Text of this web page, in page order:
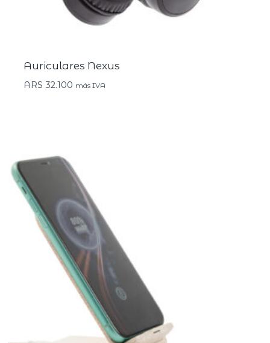
Auriculares Nexus
ARS 32.100 más IVA